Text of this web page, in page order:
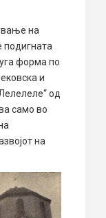
на
подигната
форма по
и
од
само во
на